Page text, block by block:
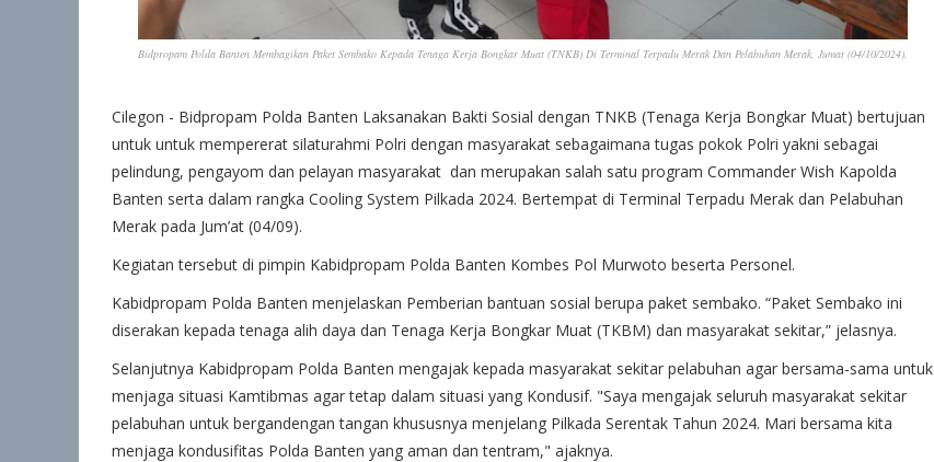
Bidpropam Polda Banten Membagikan Paket Sembako Kepada Tenaga Kerja Bongkar Muat (TNKB) Di Terminal Terpadu Merak Dan Pelabuhan Merak, Jumat (04/10/2024).
Cilegon - Bidpropam Polda Banten Laksanakan Bakti Sosial dengan TNKB (Tenaga Kerja Bongkar Muat) bertujuan
untuk untuk mempererat silaturahmi Polri dengan masyarakat sebagaimana tugas pokok Polri yakni sebagai
pelindung, pengayom dan pelayan masyarakat dan merupakan salah satu program Commander Wish Kapolda
Banten serta dalam rangka Cooling System Pilkada 2024. Bertempat di Terminal Terpadu Merak dan Pelabuhan
Merak pada Jum’at (04/09).
Kegiatan tersebut di pimpin Kabidpropam Polda Banten Kombes Pol Murwoto beserta Personel.
Kabidpropam Polda Banten menjelaskan Pemberian bantuan sosial berupa paket sembako. “Paket Sembako ini
diserakan kepada tenaga alih daya dan Tenaga Kerja Bongkar Muat (TKBM) dan masyarakat sekitar,” jelasnya.
Selanjutnya Kabidpropam Polda Banten mengajak kepada masyarakat sekitar pelabuhan agar bersama-sama untuk
menjaga situasi Kamtibmas agar tetap dalam situasi yang Kondusif. "Saya mengajak seluruh masyarakat sekitar
pelabuhan untuk bergandengan tangan khususnya menjelang Pilkada Serentak Tahun 2024. Mari bersama kita
menjaga kondusifitas Polda Banten yang aman dan tentram," ajaknya.